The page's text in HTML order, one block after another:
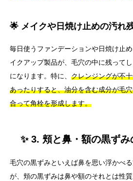
🌟 メイクや日焼け止めの汚れ
毎日使うファンデーションや日焼け止
イクアップ製品が、毛穴の中に残って
になります。特に、 クレンジングが不
あったりすると、油分を含む成分が毛
合って角栓を形成します。
✨ 3. 頬と鼻・額の黒ずみ
毛穴の黒ずみといえば鼻を思い浮かべ
が、頬の黒ずみは鼻や額のそれとは性